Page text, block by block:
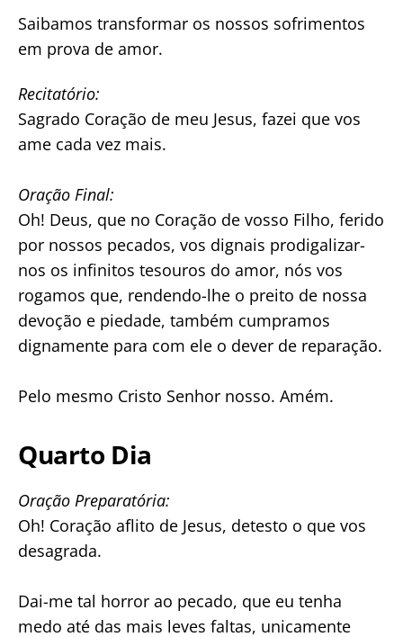
Saibamos transformar os nossos sofrimentos
em prova de amor.
Recitatório:
Sagrado Coração de meu Jesus, fazei que vos
ame cada vez mais.
Oração Final:
Oh! Deus, que no Coração de vosso Filho, ferido
por nossos pecados, vos dignais prodigalizar-
nos os infinitos tesouros do amor, nós vos
rogamos que, rendendo-lhe o preito de nossa
devoção e piedade, também cumpramos
dignamente para com ele o dever de reparação.
Pelo mesmo Cristo Senhor nosso. Amém.
Quarto Dia
Oração Preparatória:
Oh! Coração aflito de Jesus, detesto o que vos
desagrada.
Dai-me tal horror ao pecado, que eu tenha
medo até das mais leves faltas, unicamente